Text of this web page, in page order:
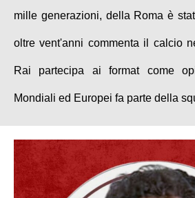
mille generazioni, della Roma è
oltre vent'anni commenta il calcio
Rai partecipa ai format come
Mondiali ed Europei fa parte della